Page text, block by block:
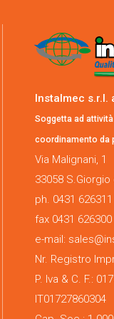
Instalmec s.r.l.
Soggetta ad
coordinamento da
Via Malignani, 1
33058
ph. 0431 626311
fax 0431 626300
e-mail:
Nr. Registro
P. Iva & C. F.:
IT01727860304